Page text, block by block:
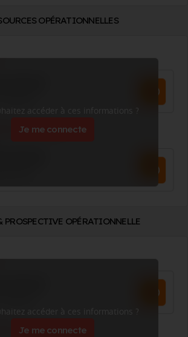
OPÉRATIONNELLES
accéder à ces informations ?
Je me connecte
PROSPECTIVE OPÉRATIONNELLE
accéder à ces informations ?
Je me connecte